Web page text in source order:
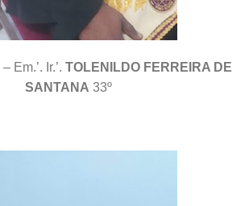
Em.’. Ir.’. TOLENILDO FERREIRA DE
SANTANA 33º